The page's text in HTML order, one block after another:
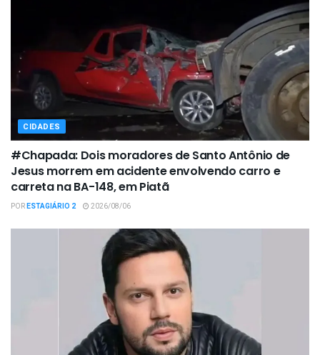
CIDADES
#Chapada: Dois moradores de Santo Antônio de
Jesus morrem em acidente envolvendo carro e
carreta na BA-148, em Piatã
PORESTAGIÁRIO 2 2026/08/06